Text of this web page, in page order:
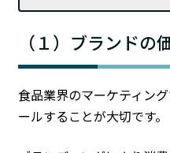
（１）ブランドの
食品業界のマーケティン
ールすることが大切です。